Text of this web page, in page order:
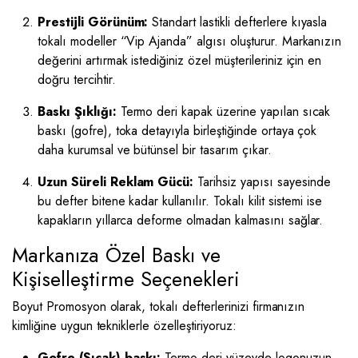
Prestijli Görünüm: Standart lastikli defterlere kıyasla
tokalı modeller “Vip Ajanda” algısı oluşturur. Markanızın
değerini artırmak istediğiniz özel müşterileriniz için en
doğru tercihtir.
Baskı Şıklığı: Termo deri kapak üzerine yapılan sıcak
baskı (gofre), toka detayıyla birleştiğinde ortaya çok
daha kurumsal ve bütünsel bir tasarım çıkar.
Uzun Süreli Reklam Gücü: Tarihsiz yapısı sayesinde
bu defter bitene kadar kullanılır. Tokalı kilit sistemi ise
kapakların yıllarca deforme olmadan kalmasını sağlar.
Markanıza Özel Baskı ve
Kişiselleştirme Seçenekleri
Boyut Promosyon olarak, tokalı defterlerinizi firmanızın
kimliğine uygun tekniklerle özelleştiriyoruz: